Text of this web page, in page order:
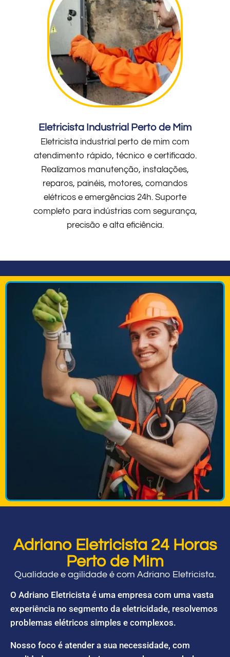
Eletricista Industrial Perto de Mim
Eletricista industrial perto de mim com
atendimento rápido, técnico e certificado.
Realizamos manutenção, instalações,
reparos, painéis, motores, comandos
elétricos e emergências 24h. Suporte
completo para indústrias com segurança,
precisão e alta eficiência.
Adriano Eletricista 24 Horas
Perto de Mim
Qualidade e agilidade é com Adriano Eletricista.
O Adriano Eletricista é uma empresa com uma vasta
experiência no segmento da eletricidade, resolvemos
problemas elétricos simples e complexos.
Nosso foco é atender a sua necessidade, com